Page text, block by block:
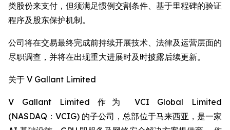
类股份来支付，但须满足惯例交割条件、基于里程碑的验证
程序及股东保护机制。
公司将在交易最终完成前持续开展技术、法律及运营层面的
尽职调查，并将在出现重大进展时及时披露后续更新。
关于 V Gallant Limited
V Gallant Limited 作为 VCI Global Limited
(NASDAQ：VCIG) 的子公司，总部位于马来西亚，是一家